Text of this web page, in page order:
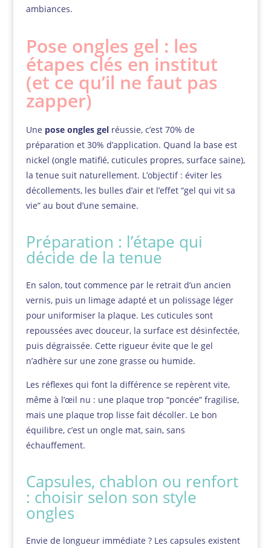
ambiances.
Pose ongles gel : les
étapes clés en institut
(et ce qu’il ne faut pas
zapper)
Une pose ongles gelréussie, c’est 70% de
préparation et 30% d’application. Quand la base est
nickel (ongle matifié, cuticules propres, surface saine),
la tenue suit naturellement. L’objectif : éviter les
décollements, les bulles d’air et l’effet “gel qui vit sa
vie” au bout d’une semaine.
Préparation : l’étape qui
décide de la tenue
En salon, tout commence par le retrait d’un ancien
vernis, puis un limage adapté et un polissage léger
pour uniformiser la plaque. Les cuticules sont
repoussées avec douceur, la surface est désinfectée,
puis dégraissée. Cette rigueur évite que le gel
n’adhère sur une zone grasse ou humide.
Les réflexes qui font la différence se repèrent vite,
même à l’œil nu : une plaque trop “poncée” fragilise,
mais une plaque trop lisse fait décoller. Le bon
équilibre, c’est un ongle mat, sain, sans
échauffement.
Capsules, chablon ou renfort
: choisir selon son style
ongles
Envie de longueur immédiate ? Les capsules existent